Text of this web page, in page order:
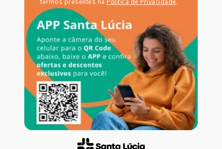
termos presentes na Política de Privacidade.